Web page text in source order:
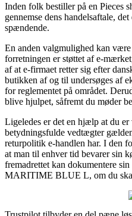
Inden folk bestiller på en Pieces
gennemse dens handelsaftale,
spændende.
En anden valgmulighed kan
forretningen er støttet af e-
af at e-firmaet retter sig efter
butikken af og til undersøges af
for reglementet på området.
blive hjulpet, såfremt du møder
Ligeledes er det en hjælp at du er
betydningsfulde vedtægter
returpolitik e-handlen har. I den
at man til enhver tid bevarer sin
fremadrettet kan dokumentere
MARITIME BLUE L, om du